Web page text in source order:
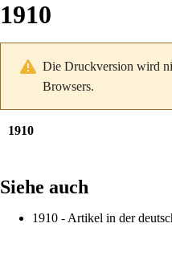
1910
Die Druckversion wird
Browsers.
1910
Siehe auch
1910 - Artikel in der